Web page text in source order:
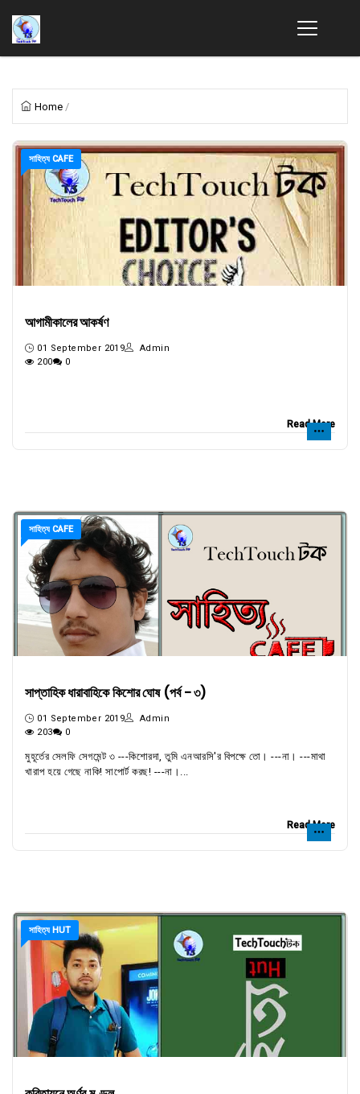
Home /
সাহিত্য CAFE
আগামীকালের আকর্ষণ
01 September 2019
Admin
200
0
Read More
সাহিত্য CAFE
সাপ্তাহিক ধারাবাহিকে কিশোর ঘোষ (পর্ব - ৩)
01 September 2019
Admin
203
0
মুহূর্তের সেলফি সেগমেন্ট ৩ ---কিশোরদা, তুমি এনআরসি'র বিপক্ষে তো। ---না। ---মাথা
খারাপ হয়ে গেছে নাকি! সাপোর্ট করছ! ---না।...
Read More
সাহিত্য HUT